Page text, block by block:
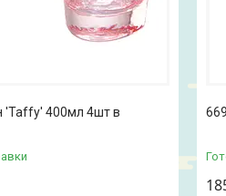
'Taffy' 400мл 4шт в